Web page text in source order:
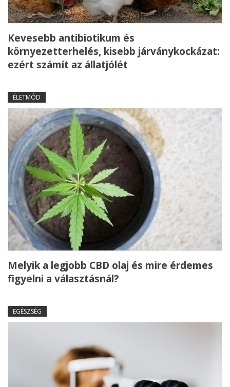
Kevesebb antibiotikum és
környezetterhelés, kisebb járványkockázat:
ezért számít az állatjólét
ÉLETMÓD
Melyik a legjobb CBD olaj és mire érdemes
figyelni a választásnál?
EGÉSZSÉG